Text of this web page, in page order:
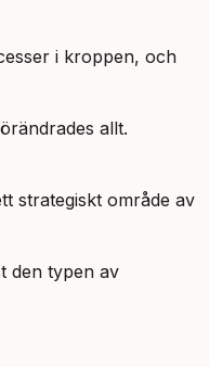
i kroppen, och
allt.
strategiskt område av
den typen av